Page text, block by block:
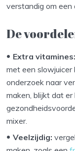
verstandig om een
De
Extra
met een
onderzoek naar
maken, blijkt dat
mixer.
Veelzijdig: